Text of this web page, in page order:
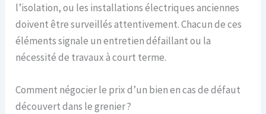
l’isolation, ou les installations électriques anciennes
doivent être surveillés attentivement. Chacun de ces
éléments signale un entretien défaillant ou la
nécessité de travaux à court terme.
Comment négocier le prix d’un bien en cas de défaut
découvert dans le grenier ?